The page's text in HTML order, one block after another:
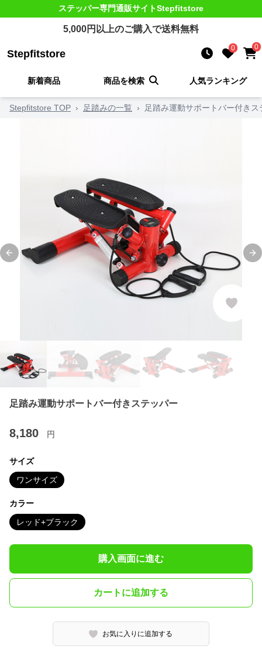
ステッパー専門通販サイトStepfitstore
5,000円以上のご購入で送料無料
Stepfitstore 0 0
新着商品 商品を検索 人気ランキング
Stepfitstore TOP › 足踏みの一覧 › 足踏み運動サポートバー付きス
Previous slide
足踏み運動サポートバー付きステッパー
8,180 円
サイズ
ワンサイズ
カラー
レッド+ブラック
購入画面に進む
カートに追加する
お気に入りに追加する